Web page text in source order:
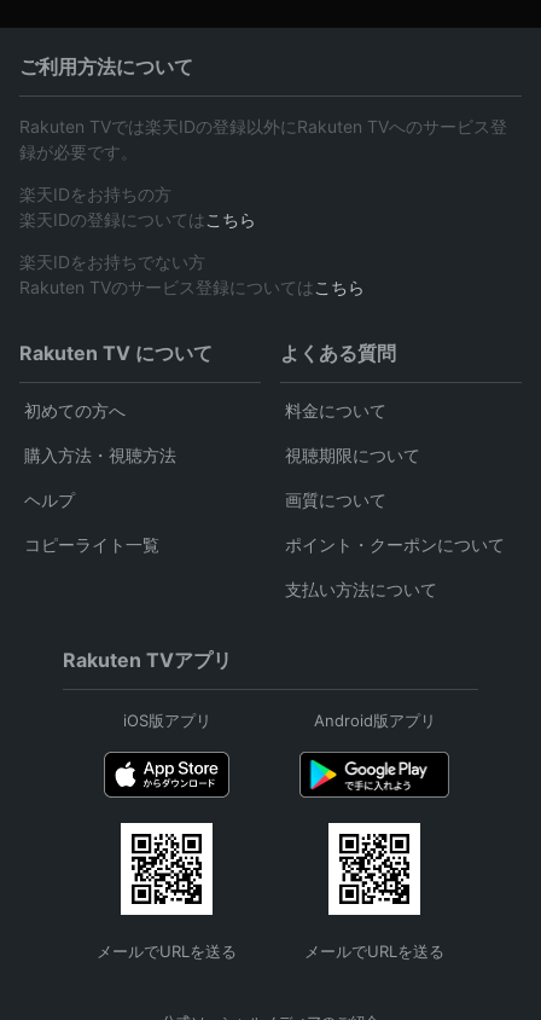
ご利用方法について
Rakuten TVでは楽天IDの登録以外にRakuten TVへのサービス登
録が必要です。
楽天IDをお持ちの方
楽天IDの登録については こちら
楽天IDをお持ちでない方
Rakuten TVのサービス登録については こちら
Rakuten TV について
初めての方へ
購入方法・視聴方法
ヘルプ
コピーライト一覧
よくある質問
料金について
視聴期限について
画質について
ポイント・クーポンについて
支払い方法について
Rakuten TVアプリ
iOS版アプリ
メールでURLを送る
Android版アプリ
メールでURLを送る